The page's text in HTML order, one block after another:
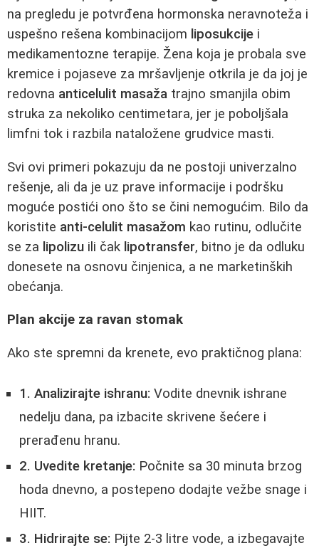
na pregledu je potvrđena hormonska neravnoteža i
uspešno rešena kombinacijom liposukcije i
medikamentozne terapije. Žena koja je probala sve
kremice i pojaseve za mršavljenje otkrila je da joj je
redovna anticelulit masaža trajno smanjila obim
struka za nekoliko centimetara, jer je poboljšala
limfni tok i razbila nataložene grudvice masti.
Svi ovi primeri pokazuju da ne postoji univerzalno
rešenje, ali da je uz prave informacije i podršku
moguće postići ono što se čini nemogućim. Bilo da
koristite anti-celulit masažom kao rutinu, odlučite
se za lipolizu ili čak lipotransfer, bitno je da odluku
donesete na osnovu činjenica, a ne marketinških
obećanja.
Plan akcije za ravan stomak
Ako ste spremni da krenete, evo praktičnog plana:
1. Analizirajte ishranu: Vodite dnevnik ishrane
nedelju dana, pa izbacite skrivene šećere i
prerađenu hranu.
2. Uvedite kretanje: Počnite sa 30 minuta brzog
hoda dnevno, a postepeno dodajte vežbe snage i
HIIT.
3. Hidrirajte se: Pijte 2-3 litre vode, a izbegavajte